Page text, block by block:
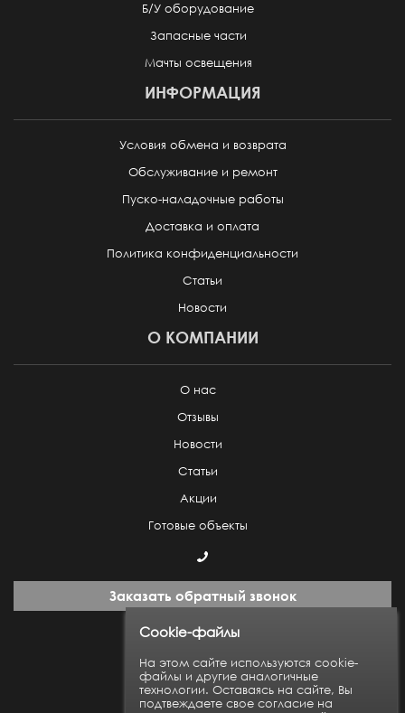
Б/У оборудование
Запасные части
Мачты освещения
ИНФОРМАЦИЯ
Условия обмена и возврата
Обслуживание и ремонт
Пуско-наладочные работы
Доставка и оплата
Политика конфиденциальности
Статьи
Новости
О КОМПАНИИ
О нас
Отзывы
Новости
Статьи
Акции
Готовые объекты
Заказать обратный звонок
Пн-Пт: с 9:00 до 18:00
Карта сайта
Cookie-файлы
На этом сайте используются cookie-
файлы и другие аналогичные
технологии. Оставаясь на сайте, Вы
подтвеждаете свое согласие на